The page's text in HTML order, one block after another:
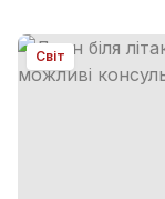
Світ